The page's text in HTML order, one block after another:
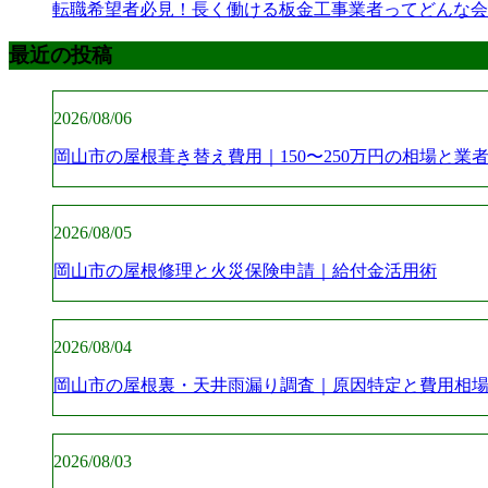
転職希望者必見！長く働ける板金工事業者ってどんな会
最近の投稿
2026/08/06
岡山市の屋根葺き替え費用｜150〜250万円の相場と業
2026/08/05
岡山市の屋根修理と火災保険申請｜給付金活用術
2026/08/04
岡山市の屋根裏・天井雨漏り調査｜原因特定と費用相場
2026/08/03